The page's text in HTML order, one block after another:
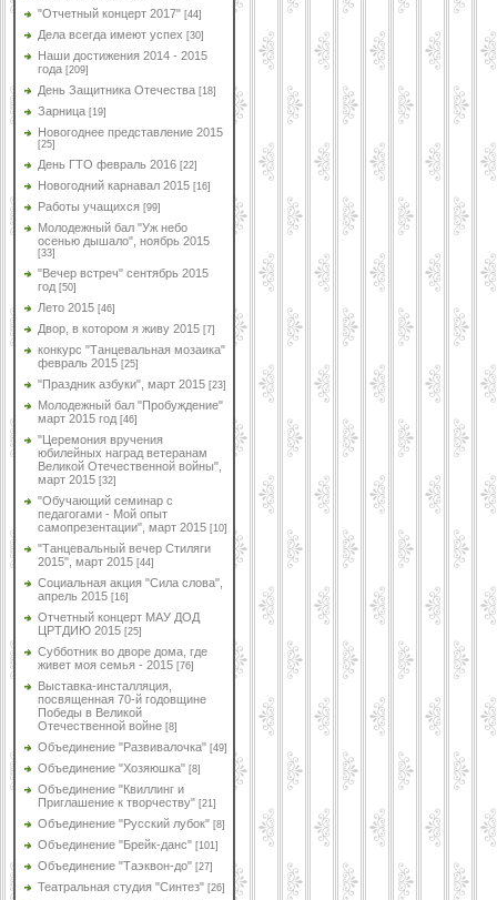
"Отчетный концерт 2017" [44]
Дела всегда имеют успех [30]
Наши достижения 2014 - 2015
года [209]
День Защитника Отечества [18]
Зарница [19]
Новогоднее представление 2015
[25]
День ГТО февраль 2016 [22]
Новогодний карнавал 2015 [16]
Работы учащихся [99]
Молодежный бал "Уж небо
осенью дышало", ноябрь 2015
[33]
"Вечер встреч" сентябрь 2015
год [50]
Лето 2015 [46]
Двор, в котором я живу 2015 [7]
конкурс "Танцевальная мозаика"
февраль 2015 [25]
"Праздник азбуки", март 2015 [23]
Молодежный бал "Пробуждение"
март 2015 год [46]
"Церемония вручения
юбилейных наград ветеранам
Великой Отечественной войны",
март 2015 [32]
"Обучающий семинар с
педагогами - Мой опыт
самопрезентации", март 2015 [10]
"Танцевальный вечер Стиляги
2015", март 2015 [44]
Социальная акция "Сила слова",
апрель 2015 [16]
Отчетный концерт МАУ ДОД
ЦРТДИЮ 2015 [25]
Субботник во дворе дома, где
живет моя семья - 2015 [76]
Выставка-инсталляция,
посвященная 70-й годовщине
Победы в Великой
Отечественной войне [8]
Объединение "Развивалочка" [49]
Объединение "Хозяюшка" [8]
Объединение "Квиллинг и
Приглашение к творчеству" [21]
Объединение "Русский лубок" [8]
Объединение "Брейк-данс" [101]
Объединение "Таэквон-до" [27]
Театральная студия "Синтез" [26]